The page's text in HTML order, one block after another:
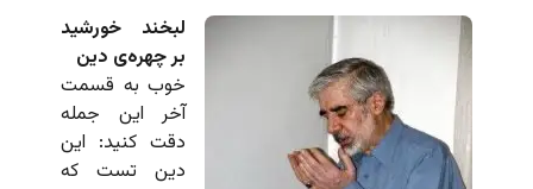
لبخند خورشید
بر چهره‌ی دین
خوب به قسمت
آخر این جمله
دقت کنید: این
دین تست که